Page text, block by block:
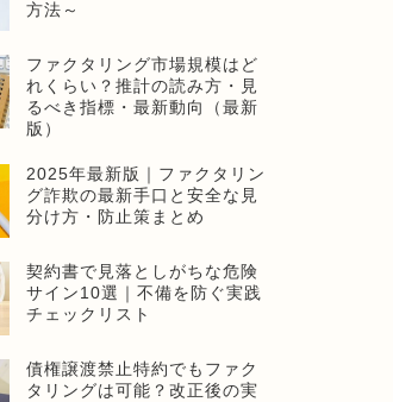
方法～
ファクタリング市場規模はど
れくらい？推計の読み方・見
るべき指標・最新動向（最新
版）
2025年最新版｜ファクタリン
グ詐欺の最新手口と安全な見
分け方・防止策まとめ
契約書で見落としがちな危険
サイン10選｜不備を防ぐ実践
チェックリスト
債権譲渡禁止特約でもファク
タリングは可能？改正後の実